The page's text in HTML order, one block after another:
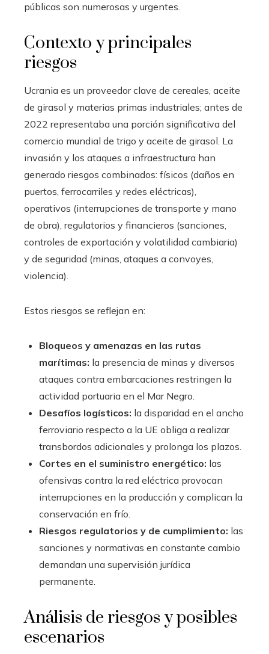
públicas son numerosas y urgentes.
Contexto y principales
riesgos
Ucrania es un proveedor clave de cereales, aceite
de girasol y materias primas industriales; antes de
2022 representaba una porción significativa del
comercio mundial de trigo y aceite de girasol. La
invasión y los ataques a infraestructura han
generado riesgos combinados: físicos (daños en
puertos, ferrocarriles y redes eléctricas),
operativos (interrupciones de transporte y mano
de obra), regulatorios y financieros (sanciones,
controles de exportación y volatilidad cambiaria)
y de seguridad (minas, ataques a convoyes,
violencia).
Estos riesgos se reflejan en:
Bloqueos y amenazas en las rutas
marítimas: la presencia de minas y diversos
ataques contra embarcaciones restringen la
actividad portuaria en el Mar Negro.
Desafíos logísticos: la disparidad en el ancho
ferroviario respecto a la UE obliga a realizar
transbordos adicionales y prolonga los plazos.
Cortes en el suministro energético: las
ofensivas contra la red eléctrica provocan
interrupciones en la producción y complican la
conservación en frío.
Riesgos regulatorios y de cumplimiento: las
sanciones y normativas en constante cambio
demandan una supervisión jurídica
permanente.
Análisis de riesgos y posibles
escenarios